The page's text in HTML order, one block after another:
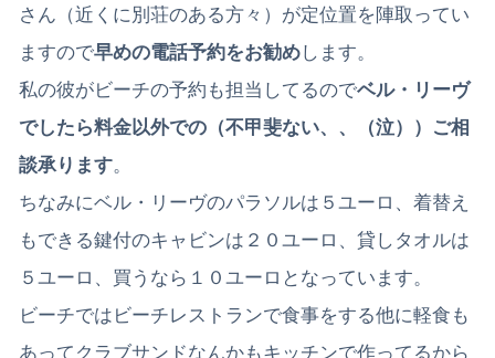
さん（近くに別荘のある方々）が定位置を陣取ってい
ますので早めの電話予約をお勧めします。
私の彼がビーチの予約も担当してるのでベル・リーヴ
でしたら料金以外での（不甲斐ない、、（泣））ご相
談承ります。
ちなみにベル・リーヴのパラソルは５ユーロ、着替え
もできる鍵付のキャビンは２０ユーロ、貸しタオルは
５ユーロ、買うなら１０ユーロとなっています。
ビーチではビーチレストランで食事をする他に軽食も
あってクラブサンドなんかもキッチンで作ってるから